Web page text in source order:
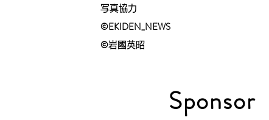
写真協力
©EKIDEN_NEWS
©︎岩國英昭
​Sponsor